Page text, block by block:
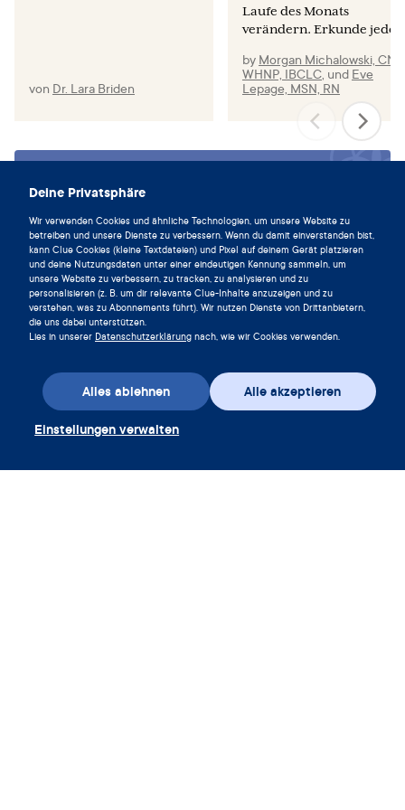
Deine Privatsphäre
Wir verwenden Cookies und ähnliche Technologien, um unsere Website zu
betreiben und unsere Dienste zu verbessern. Wenn du damit einverstanden bist,
kann Clue Cookies (kleine Textdateien) und Pixel auf deinem Gerät platzieren
und deine Nutzungsdaten unter einer eindeutigen Kennung sammeln, um
unsere Website zu verbessern, zu tracken, zu analysieren und zu
personalisieren (z. B. um dir relevante Clue-Inhalte anzuzeigen und zu
verstehen, was zu Abonnements führt). Wir nutzen Dienste von Drittanbietern,
die uns dabei unterstützen.
Lies in unserer Datenschutzerklärung nach, wie wir Cookies verwenden.
Alle akzeptieren
Alles ablehnen
Einstellungen verwalten
Torgerson DJ, Thomas RE, Campbell MK, Reid DM.
Alcohol consumption and age of maternal menopause
are associated with menopause onset. Maturitas. 1997
Jan;26(1):21–5.
Taneri PE, Kiefte-de Jong JC, Bramer WM, Daan NM,
Franco OH, Muka T. Association of alcohol consumption
and meta-analysis.Hum Reprod Update. 2016
Fan D, Liu L, Xia Q, Wang W, Wu S, Tian G, Liu Y, Ni J,
Wu S, Guo X, Liu Z. Female alcohol consumption and
fecundability: a systematic review and dose-response
meta-analysis. Sci Rep. 2017 Oct 23;7(1):13815.
Homan GF, Davies M, Norman R. The impact of lifestyle
population and those undergoing infertility treatment: a
review. Hum Reprod Update. 2007 May-Jun;13(3):209–
23.
von Dr. Lara Briden
Laufe des Monats
verändern. Erkunde
by Morgan Michalowski,
WHNP, IBCLC, und Eve
Lepage, MSN, RN
Lebe im Einklang mit deinem
heute herunter.
Clue herunterladen